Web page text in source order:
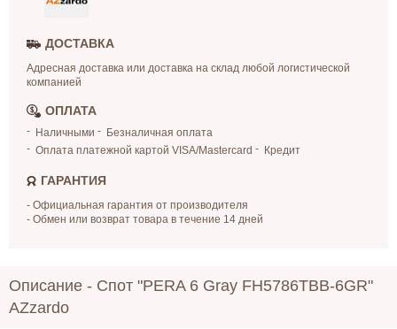
ДОСТАВКА
Адресная доставка или доставка на склад любой логистической
компанией
ОПЛАТА
Наличными
Безналичная оплата
Оплата платежной картой VISA/Mastercard
Кредит
ГАРАНТИЯ
- Официальная гарантия от производителя
- Обмен или возврат товара в течение 14 дней
Описание - Спот "PERA 6 Gray FH5786TBB-6GR"
AZzardo